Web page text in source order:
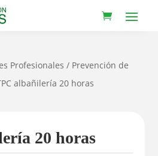
Profesionales / Prevención de
albañilería 20 horas
20 horas